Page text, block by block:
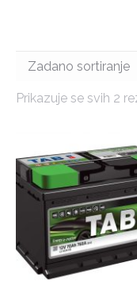
Prikazuje se svih 2